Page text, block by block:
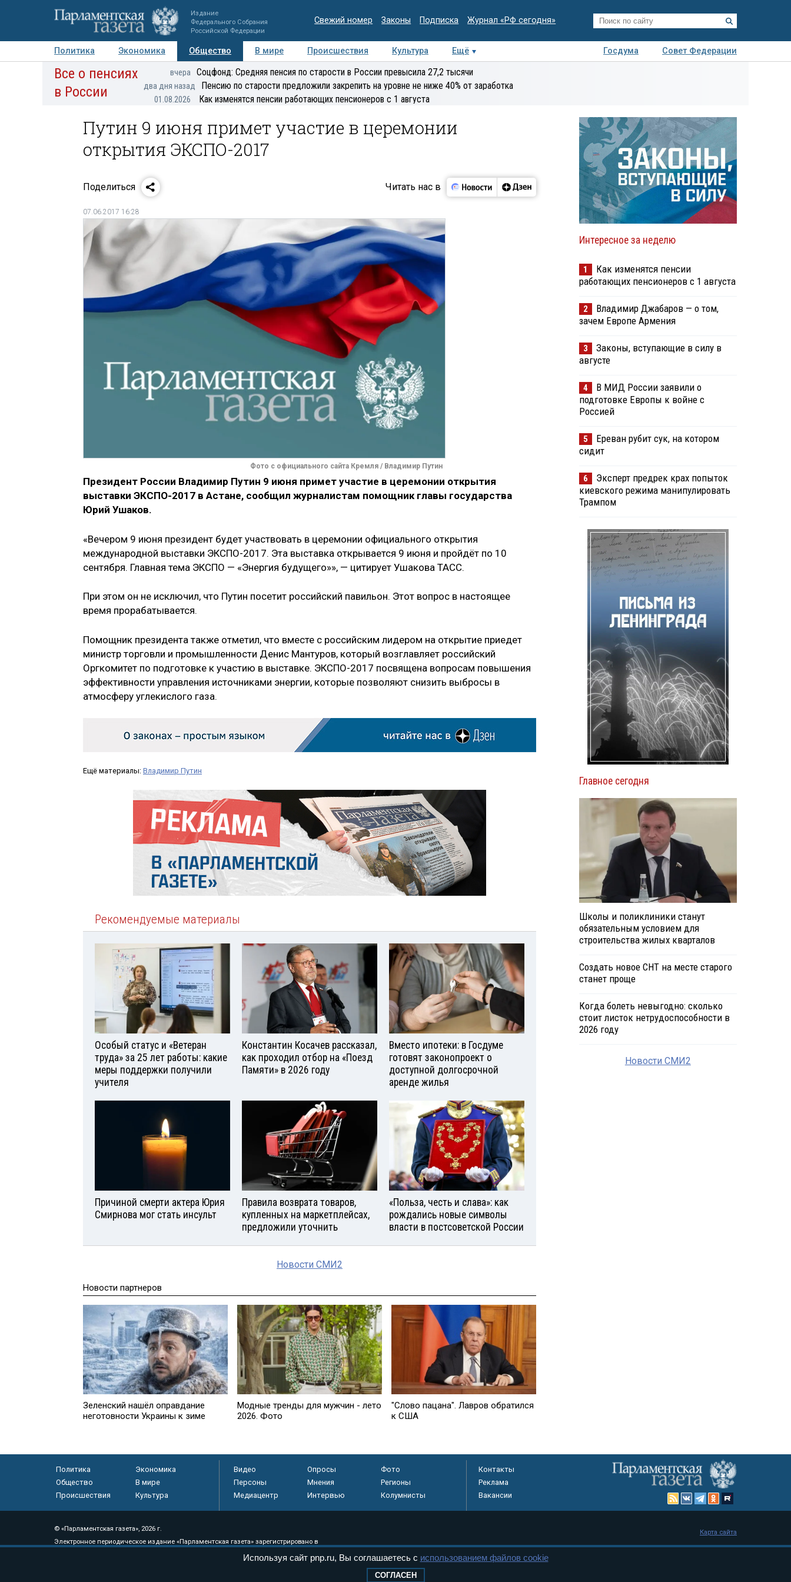
Издание
Федерального Собрания
Российской Федерации
Свежий номер Законы Подписка Журнал «РФ сегодня»
Политика Экономика Общество В мире Происшествия Культура Ещё Госдума
Совет Федерации
Авторы Персоны Мнения Регионы Медиацентр Интервью Колумнисты
экспертиза
Все о пенсиях
в России
вчера Соцфонд: Средняя пенсия по старости в России превысила 27,2 тысячи
два дня назад Пенсию по старости предложили закрепить на уровне не ниже 40% от заработка
01.08.2026 Как изменятся пенсии работающих пенсионеров с 1 августа
Путин 9 июня примет участие в церемонии
открытия ЭКСПО-2017
Поделиться Читать нас в
07.06.2017 16:28
Фото с официального сайта Кремля / Владимир Путин
Президент России Владимир Путин 9 июня примет участие в церемонии открытия
выставки ЭКСПО-2017 в Астане, сообщил журналистам помощник главы государства
Юрий Ушаков.
«Вечером 9 июня президент будет участвовать в церемонии официального открытия
международной выставки ЭКСПО-2017. Эта выставка открывается 9 июня и пройдёт по 10
сентября. Главная тема ЭКСПО — «Энергия будущего»», — цитирует Ушакова ТАСС.
При этом он не исключил, что Путин посетит российский павильон. Этот вопрос в настоящее
время прорабатывается.
Помощник президента также отметил, что вместе с российским лидером на открытие приедет
министр торговли и промышленности Денис Мантуров, который возглавляет российский
Оргкомитет по подготовке к участию в выставке. ЭКСПО-2017 посвящена вопросам повышения
эффективности управления источниками энергии, которые позволяют снизить выбросы в
атмосферу углекислого газа.
Ещё материалы: Владимир Путин
Рекомендуемые материалы
Особый статус и «Ветеран
труда» за 25 лет работы: какие
меры поддержки получили
учителя
Константин Косачев рассказал,
как проходил отбор на «Поезд
Памяти» в 2026 году
Вместо ипотеки: в Госдуме
готовят законопроект о
доступной долгосрочной
аренде жилья
Причиной смерти актера Юрия
Смирнова мог стать инсульт
Правила возврата товаров,
купленных на маркетплейсах,
предложили уточнить
«Польза, честь и слава»: как
рождались новые символы
власти в постсоветской России
Новости СМИ2
Новости партнеров
Зеленский нашёл оправдание
неготовности Украины к зиме
Модные тренды для мужчин - лето
2026. Фото
"Слово пацана". Лавров обратился
к США
Интересное за неделю
1
Как изменятся пенсии
работающих пенсионеров с 1 августа
2
Владимир Джабаров — о том,
зачем Европе Армения
3
Законы, вступающие в силу в
августе
4
В МИД России заявили о
подготовке Европы к войне с
Россией
5
Ереван рубит сук, на котором
сидит
6
Эксперт предрек крах попыток
киевского режима манипулировать
Трампом
Главное сегодня
Школы и поликлиники станут
обязательным условием для
строительства жилых кварталов
Создать новое СНТ на месте старого
станет проще
Когда болеть невыгодно: сколько
стоит листок нетрудоспособности в
2026 году
Новости СМИ2
Политика
Экономика
Общество
В мире
Происшествия
Культура
Видео Опросы
Фото
Персоны
Мнения
Регионы
Медиацентр
Интервью Колумнисты
Контакты
Реклама
Вакансии
© «Парламентская газета», 2026 г.
Электронное периодическое издание «Парламентская газета» зарегистрировано в
Федеральной службе по надзору в сфере связи, информационных технологий и
Карта сайта
Используя сайт pnp.ru, Вы соглашаетесь с использованием файлов cookie
СОГЛАСЕН